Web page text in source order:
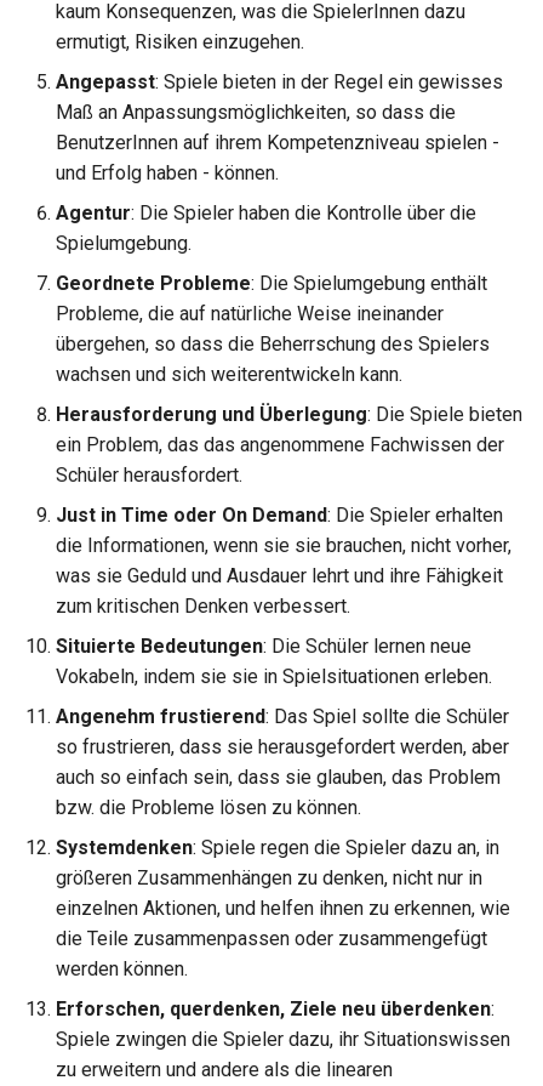
kaum Konsequenzen, was die SpielerInnen dazu
ermutigt, Risiken einzugehen.
Angepasst: Spiele bieten in der Regel ein gewisses
Maß an Anpassungsmöglichkeiten, so dass die
BenutzerInnen auf ihrem Kompetenzniveau spielen -
und Erfolg haben - können.
Agentur: Die Spieler haben die Kontrolle über die
Spielumgebung.
Geordnete Probleme: Die Spielumgebung enthält
Probleme, die auf natürliche Weise ineinander
übergehen, so dass die Beherrschung des Spielers
wachsen und sich weiterentwickeln kann.
Herausforderung und Überlegung: Die Spiele bieten
ein Problem, das das angenommene Fachwissen der
Schüler herausfordert.
Just in Time oder On Demand: Die Spieler erhalten
die Informationen, wenn sie sie brauchen, nicht vorher,
was sie Geduld und Ausdauer lehrt und ihre Fähigkeit
zum kritischen Denken verbessert.
Situierte Bedeutungen: Die Schüler lernen neue
Vokabeln, indem sie sie in Spielsituationen erleben.
Angenehm frustierend: Das Spiel sollte die Schüler
so frustrieren, dass sie herausgefordert werden, aber
auch so einfach sein, dass sie glauben, das Problem
bzw. die Probleme lösen zu können.
Systemdenken: Spiele regen die Spieler dazu an, in
größeren Zusammenhängen zu denken, nicht nur in
einzelnen Aktionen, und helfen ihnen zu erkennen, wie
die Teile zusammenpassen oder zusammengefügt
werden können.
Erforschen, querdenken, Ziele neu überdenken:
Spiele zwingen die Spieler dazu, ihr Situationswissen
zu erweitern und andere als die linearen